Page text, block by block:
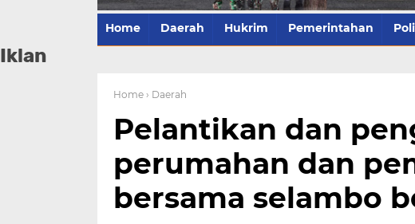
Home Daerah Hukrim Pemerintahan
Iklan
Home › Daerah
Pelantikan dan
perumahan dan
bersama selambo